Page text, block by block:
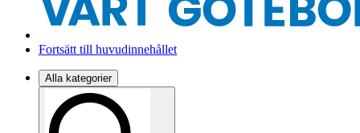
Fortsätt till huvudinnehållet
Alla kategorier